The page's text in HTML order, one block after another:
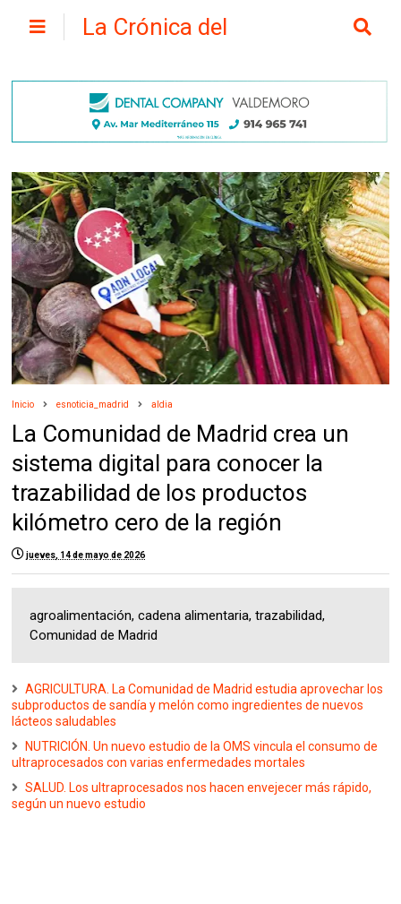
La Crónica del
Inicio esnoticia_madrid aldia
La Comunidad de Madrid crea un
sistema digital para conocer la
trazabilidad de los productos
kilómetro cero de la región
jueves, 14 de mayo de 2026
agroalimentación, cadena alimentaria, trazabilidad,
Comunidad de Madrid
AGRICULTURA. La Comunidad de Madrid estudia aprovechar los
subproductos de sandía y melón como ingredientes de nuevos
lácteos saludables
NUTRICIÓN. Un nuevo estudio de la OMS vincula el consumo de
ultraprocesados con varias enfermedades mortales
SALUD. Los ultraprocesados nos hacen envejecer más rápido,
según un nuevo estudio